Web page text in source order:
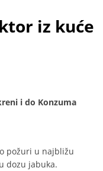
iz kuće
i do Konzuma
požuri u najbližu
dozu jabuka.